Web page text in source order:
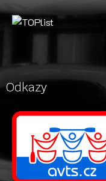
Odkazy